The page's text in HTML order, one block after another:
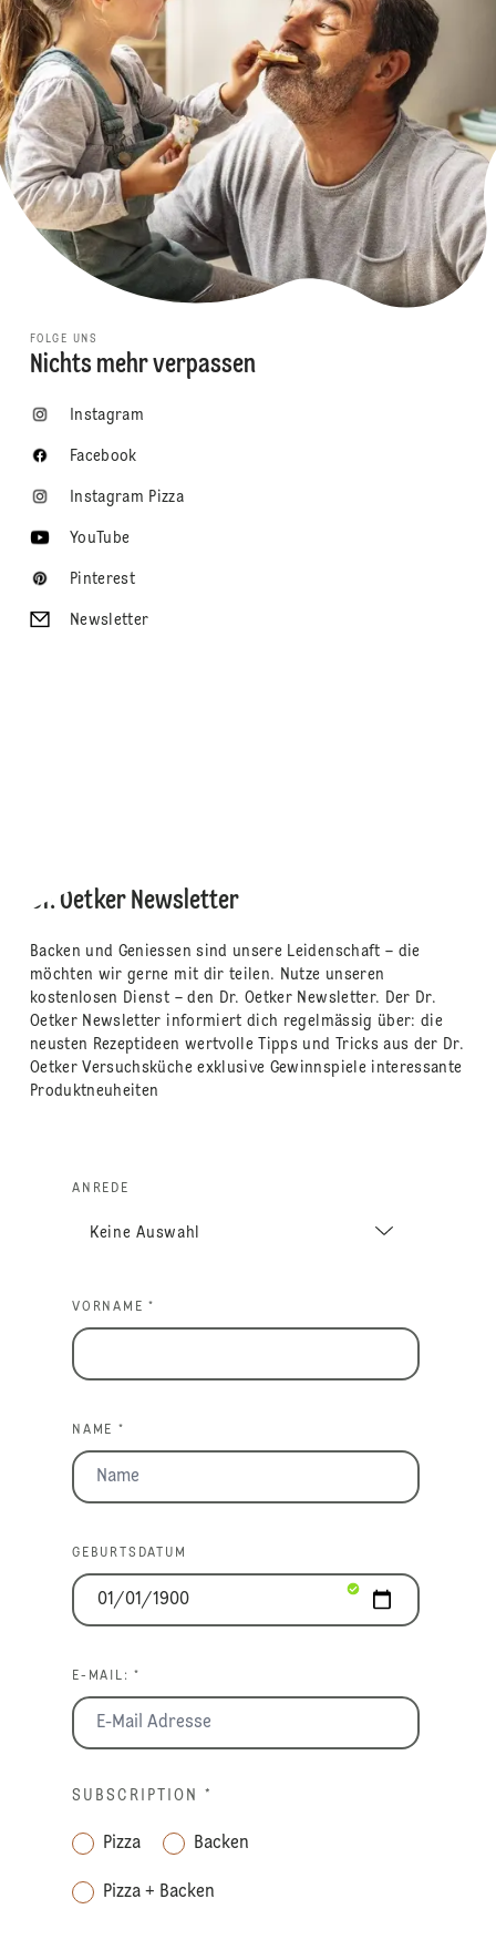
FOLGE UNS
Nichts mehr verpassen
Instagram
Facebook
Instagram Pizza
YouTube
Pinterest
Newsletter
Dr. Oetker Newsletter
Backen und Geniessen sind unsere Leidenschaft – die
möchten wir gerne mit dir teilen. Nutze unseren
kostenlosen Dienst – den Dr. Oetker Newsletter. Der Dr.
Oetker Newsletter informiert dich regelmässig über: die
neusten Rezeptideen wertvolle Tipps und Tricks aus der Dr.
Oetker Versuchsküche exklusive Gewinnspiele interessante
Produktneuheiten
ANREDE
VORNAME *
NAME *
GEBURTSDATUM
E-MAIL: *
SUBSCRIPTION *
Pizza Backen
Pizza + Backen